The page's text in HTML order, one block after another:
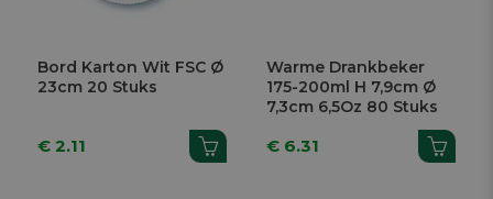
Bord Karton Wit FSC Ø
23cm 20 Stuks
€ 2.11
Warme Drankbeker
175-200ml H 7,9cm Ø
7,3cm 6,5Oz 80 Stuks
€ 6.31